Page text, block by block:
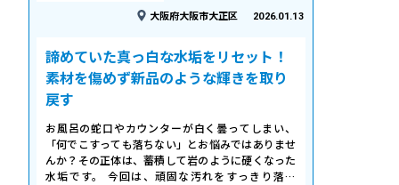
大阪府大阪市大正区 2026.01.13
諦めていた真っ白な水垢をリセット！
素材を傷めず新品のような輝きを取り
戻す
お風呂の蛇口やカウンターが白く曇ってしまい、
「何でこすっても落ちない」とお悩みではありませ
んか？その正体は、蓄積して岩のように硬くなった
水垢です。 今回は、頑固な汚れをすっきり落と